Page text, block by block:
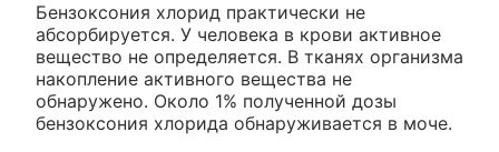
Бензоксония хлорид практически не
абсорбируется. У человека в крови активное
вещество не определяется. В тканях организма
накопление активного вещества не
обнаружено. Около 1% полученной дозы
бензоксония хлорида обнаруживается в моче.